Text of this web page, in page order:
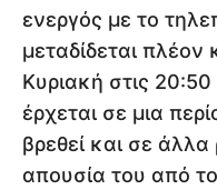
ενεργός με το
μεταδίδεται πλέον
Κυριακή στις
έρχεται σε μια
βρεθεί και σε
απουσία του από